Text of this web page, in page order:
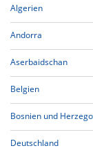
Algerien
Andorra
Aserbaidschan
Belgien
Bosnien und
Deutschland